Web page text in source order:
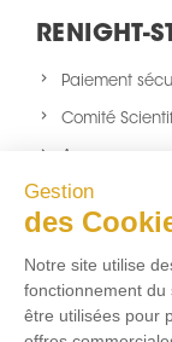
Gestion
des
Notre site utilise
fonctionnement du
être utilisées pour
RENIGHT-
Paiement
Comité
A propos
Nouveaux
sitemap
NOUS
Facebook